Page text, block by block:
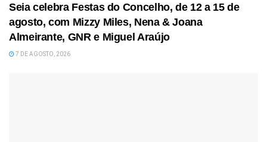
Seia celebra Festas do Concelho, de 12 a 15 de
agosto, com Mizzy Miles, Nena & Joana
Almeirante, GNR e Miguel Araújo
7 DE AGOSTO, 2026